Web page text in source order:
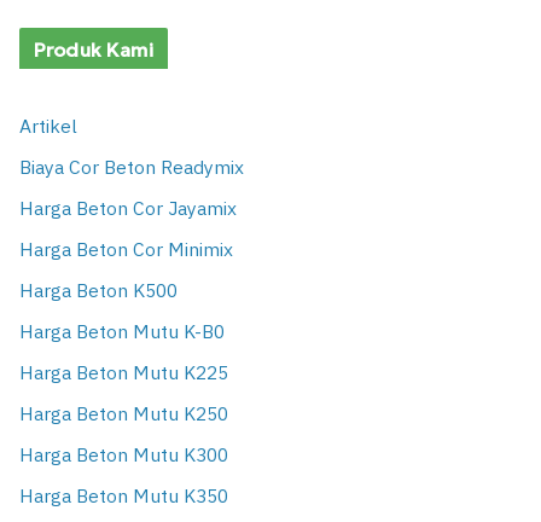
Produk Kami
Artikel
Biaya Cor Beton Readymix
Harga Beton Cor Jayamix
Harga Beton Cor Minimix
Harga Beton K500
Harga Beton Mutu K-B0
Harga Beton Mutu K225
Harga Beton Mutu K250
Harga Beton Mutu K300
Harga Beton Mutu K350